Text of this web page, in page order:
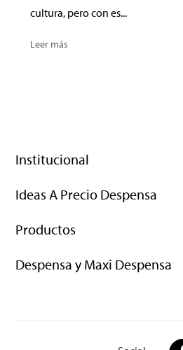
cultura, pero con es...
Leer más
Institucional
Ideas A Precio Despensa
Productos
Despensa y Maxi Despensa